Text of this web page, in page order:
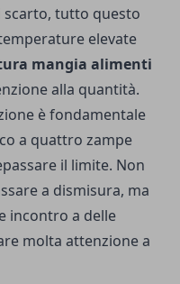
scarto, tutto questo
elevate
mangia alimenti
alla quantità.
è fondamentale
a quattro zampe
il limite. Non
a dismisura, ma
incontro a delle
molta attenzione a